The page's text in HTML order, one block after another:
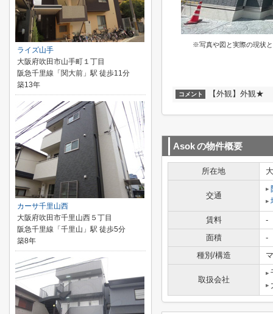
※写真や図と実際の現状
コメント 【外観】外観★
Asokの物件概要
所在地
交通
賃料
-
面積
-
種別/構造
取扱会社
ライズ山手
大阪府吹田市山手町１丁目
阪急千里線「関大前」駅 徒歩11分
築13年
カーサ千里山西
大阪府吹田市千里山西５丁目
阪急千里線「千里山」駅 徒歩5分
築8年